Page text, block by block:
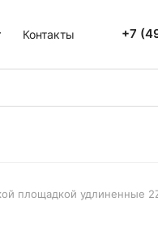
Контакты +7
площадкой удлиненные